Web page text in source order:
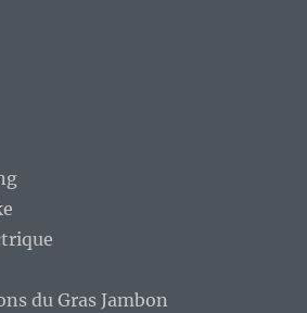
du Gras Jambon